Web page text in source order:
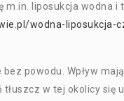
liposukcja wodna i
wodna-liposukcja-
powodu. Wpływ
w tej okolicy się